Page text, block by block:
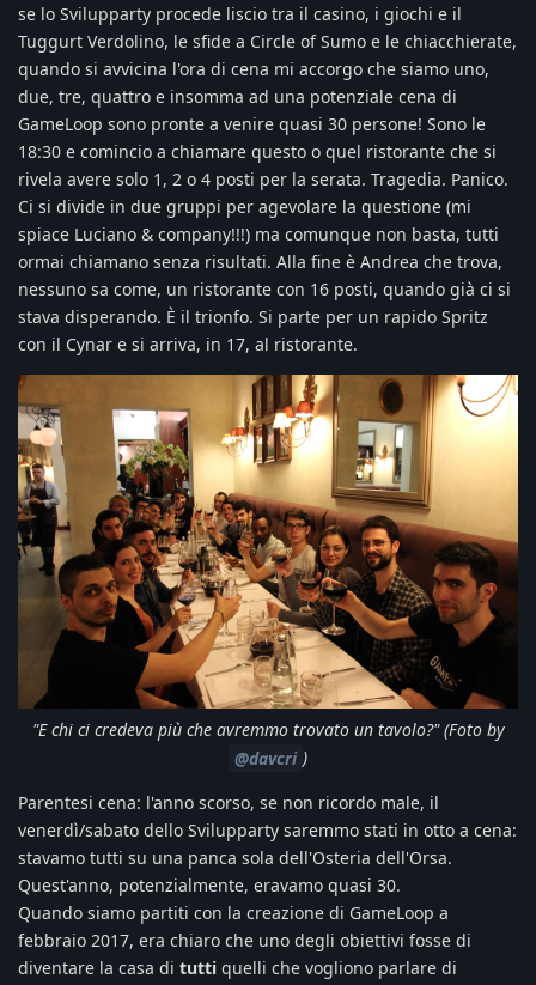
se lo Svilupparty procede liscio tra il casino, i giochi e il
Tuggurt Verdolino, le sfide a Circle of Sumo e le chiacchierate,
quando si avvicina l'ora di cena mi accorgo che siamo uno,
due, tre, quattro e insomma ad una potenziale cena di
GameLoop sono pronte a venire quasi 30 persone! Sono le
18:30 e comincio a chiamare questo o quel ristorante che si
rivela avere solo 1, 2 o 4 posti per la serata. Tragedia. Panico.
Ci si divide in due gruppi per agevolare la questione (mi
spiace Luciano & company!!!) ma comunque non basta, tutti
ormai chiamano senza risultati. Alla fine è Andrea che trova,
nessuno sa come, un ristorante con 16 posti, quando già ci si
stava disperando. È il trionfo. Si parte per un rapido Spritz
con il Cynar e si arriva, in 17, al ristorante.
"E chi ci credeva più che avremmo trovato un tavolo?" (Foto by
@davcri )
Parentesi cena: l'anno scorso, se non ricordo male, il
venerdì/sabato dello Svilupparty saremmo stati in otto a cena:
stavamo tutti su una panca sola dell'Osteria dell'Orsa.
Quest'anno, potenzialmente, eravamo quasi 30.
Quando siamo partiti con la creazione di GameLoop a
febbraio 2017, era chiaro che uno degli obiettivi fosse di
diventare la casa di tutti quelli che vogliono parlare di